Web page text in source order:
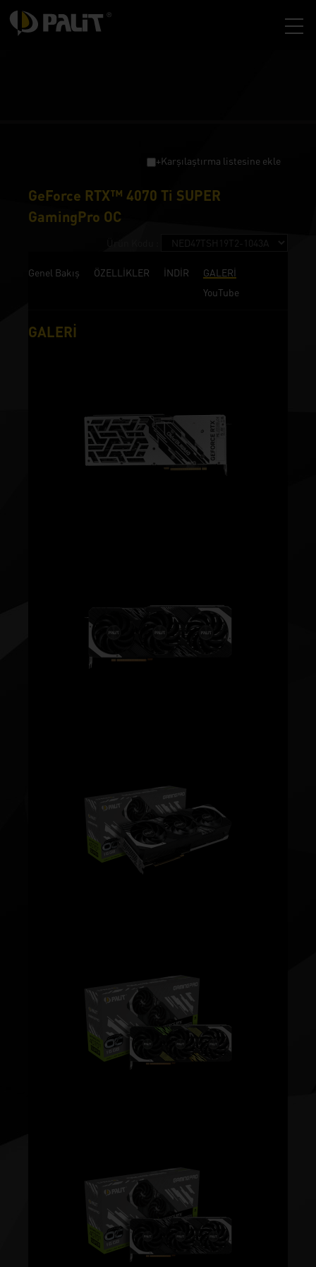
+Karşılaştırma listesine ekle
GeForce RTX™ 4070 Ti SUPER
GamingPro OC
Genel Bakış ÖZELLİKLER İNDİR
GALERİ
YouTube
GALERİ